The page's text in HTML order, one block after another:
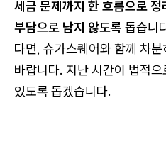
세금 문제까지 한 흐름으로
부담으로 남지 않도록 돕습니
다면, 슈가스퀘어와 함께 차
바랍니다. 지난 시간이 법적
있도록 돕겠습니다.